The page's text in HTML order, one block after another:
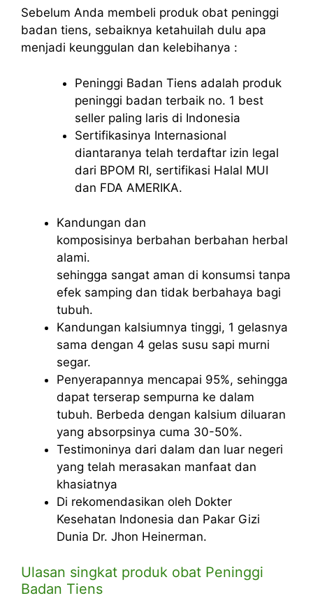
Sebelum Anda membeli produk obat peninggi
badan tiens, sebaiknya ketahuilah dulu apa
menjadi keunggulan dan kelebihanya :
Peninggi Badan Tiens adalah produk
peninggi badan terbaik no. 1 best
seller paling laris di Indonesia
Sertifikasinya Internasional
diantaranya telah terdaftar izin legal
dari BPOM RI, sertifikasi Halal MUI
dan FDA AMERIKA.
Kandungan dan
komposisinya berbahan berbahan herbal
alami.
sehingga sangat aman di konsumsi tanpa
efek samping dan tidak berbahaya bagi
tubuh.
Kandungan kalsiumnya tinggi, 1 gelasnya
sama dengan 4 gelas susu sapi murni
segar.
Penyerapannya mencapai 95%, sehingga
dapat terserap sempurna ke dalam
tubuh. Berbeda dengan kalsium diluaran
yang absorpsinya cuma 30-50%.
Testimoninya dari dalam dan luar negeri
yang telah merasakan manfaat dan
khasiatnya
Di rekomendasikan oleh Dokter
Kesehatan Indonesia dan Pakar Gizi
Dunia Dr. Jhon Heinerman.
Ulasan singkat produk obat Peninggi
Badan Tiens